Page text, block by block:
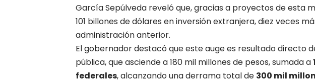
García Sepúlveda reveló que, gracias a proyectos de esta
101 billones de dólares en inversión extranjera, diez veces
administración anterior.
El gobernador destacó que este auge es resultado directo
pública, que asciende a 180 mil millones de pesos, sumada a
federales, alcanzando una derrama total de 300 mil